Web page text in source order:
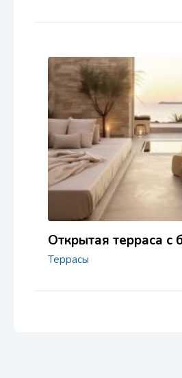
Открытая терраса с
Террасы